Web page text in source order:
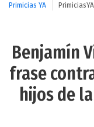
Primicias YA PrimiciasYA
Benjamín
frase
hijos de